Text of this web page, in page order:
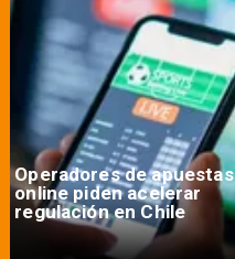
Operadores de apuestas
online piden acelerar
regulación en Chile